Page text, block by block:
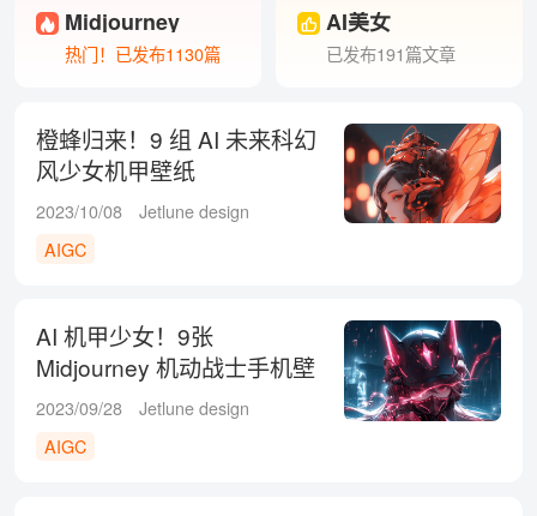
Midjourney
热门！已发布1130篇
AI美女
已发布191篇文章
橙蜂归来！9 组 AI 未来科幻
风少女机甲壁纸
2023/10/08
Jetlune design
AIGC
AI 机甲少女！9张
Midjourney 机动战士手机壁
纸系列
2023/09/28
Jetlune design
AIGC